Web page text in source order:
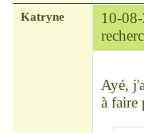
Katryne 10-
Ayé,
à faire